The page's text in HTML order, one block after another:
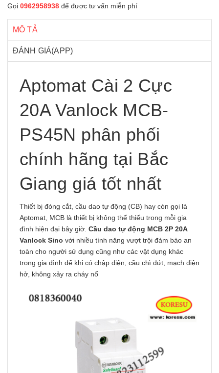
Gọi 0962958938 để được tư vấn miễn phí
MÔ TẢ
ĐÁNH GIÁ(APP)
Aptomat Cài 2 Cực
20A Vanlock MCB-
PS45N phân phối
chính hãng tại Bắc
Giang giá tốt nhất
Thiết bị đóng cắt, cầu dao tự động (CB) hay còn gọi là
Aptomat, MCB là thiết bị không thể thiếu trong mỗi gia
đình hiện đại bây giờ. Cầu dao tự động MCB 2P 20A
Vanlock Sino với nhiều tính năng vượt trội đảm bảo an
toàn cho người sử dụng cũng như các vật dụng khác
trong gia đình để khi có chập điện, cầu chì đứt, mạch điện
hở, không xảy ra cháy nổ